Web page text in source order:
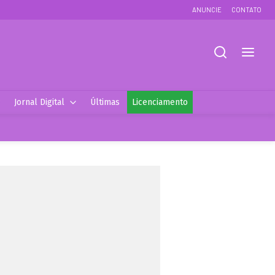
ANUNCIE CONTATO
Jornal Digital Últimas Licenciamento